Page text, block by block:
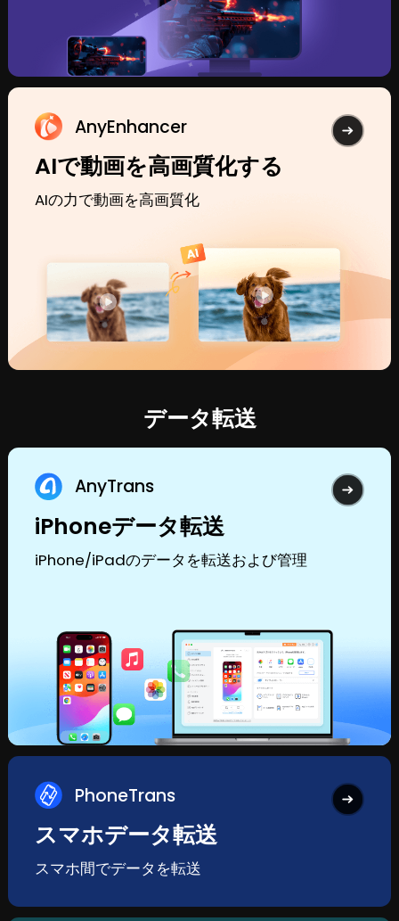
AnyEnhancer
AIで動画を高画質化する
AIの力で動画を高画質化
データ転送
AnyTrans
iPhoneデータ転送
iPhone/iPadのデータを転送および管理
PhoneTrans
スマホデータ転送
スマホ間でデータを転送